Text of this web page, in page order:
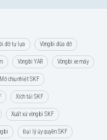
đỡ tự lựa Vòng bi đũa đỡ
Vòng bi YAR Vòng bi xe máy
Mỡ chịu nhiệt SKF
Xích tải SKF
Xuất xứ vòng bi SKF
bi Đại lý ủy quyền SKF